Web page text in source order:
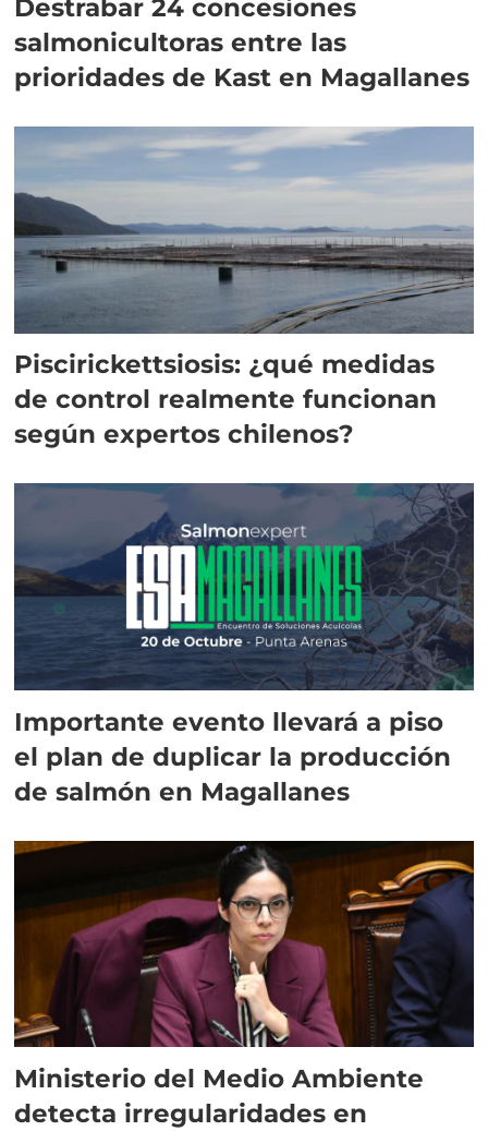
Destrabar 24 concesiones
salmonicultoras entre las
prioridades de Kast en Magallanes
Piscirickettsiosis: ¿qué medidas
de control realmente funcionan
según expertos chilenos?
Importante evento llevará a piso
el plan de duplicar la producción
de salmón en Magallanes
Ministerio del Medio Ambiente
detecta irregularidades en